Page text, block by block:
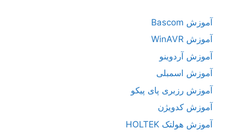
آموزش Bascom
آموزش WinAVR
آموزش آردوینو
آموزش اسمبلی
آموزش رزبری پای پیکو
آموزش کدویژن
آموزش هولتک HOLTEK